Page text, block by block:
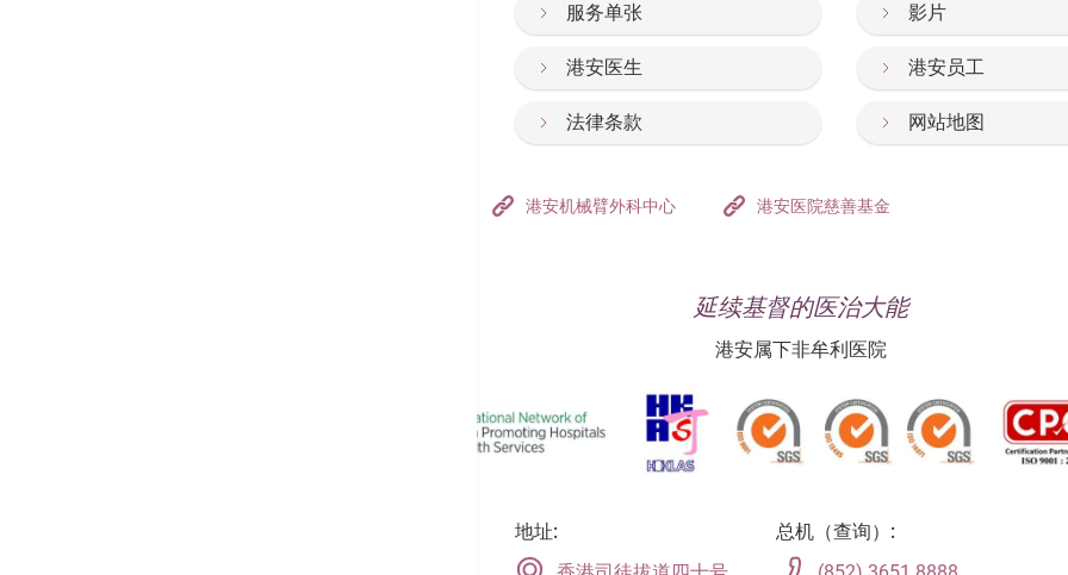
服务单张 影片
港安医生 港安员工
法律条款 网站地图
港安机械臂外科中心 港安医院慈善基金
延续基督的医治大能
港安属下非牟利医院
地址:
总机（查询）: